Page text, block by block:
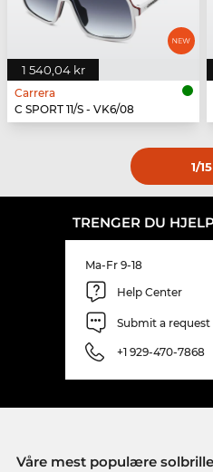
1 540,04 kr
Carrera
C SPORT 11/S - VK6/08
1/15
TRENGER DU
Ma-Fr 9-18
Help Center
Submit a request
+1 929-470-7868
Våre mest populære